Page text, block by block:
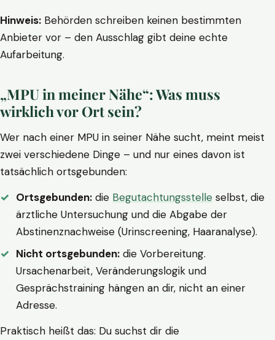
Hinweis: Behörden schreiben keinen bestimmten
Anbieter vor – den Ausschlag gibt deine echte
Aufarbeitung.
„MPU in meiner Nähe“: Was muss
wirklich vor Ort sein?
Wer nach einer MPU in seiner Nähe sucht, meint meist
zwei verschiedene Dinge – und nur eines davon ist
tatsächlich ortsgebunden:
Ortsgebunden: die Begutachtungsstelle selbst, die
ärztliche Untersuchung und die Abgabe der
Abstinenznachweise (Urinscreening, Haaranalyse).
Nicht ortsgebunden: die Vorbereitung.
Ursachenarbeit, Veränderungslogik und
Gesprächstraining hängen an dir, nicht an einer
Adresse.
Praktisch heißt das: Du suchst dir die